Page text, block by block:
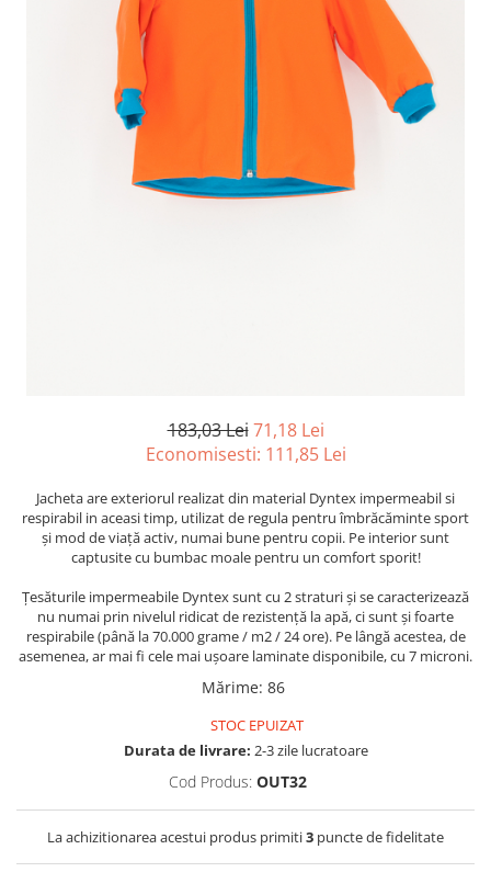
183,03 Lei 71,18 Lei
Economisesti: 111,85 Lei
Jachetaare exteriorul realizat din material Dyntex impermeabil si
respirabil in aceasi timp, utilizat de regula pentru îmbrăcăminte sport
și mod de viață activ, numai bune pentru copii. Pe interior sunt
captusite cu bumbac moale pentru un comfort sporit!
Țesăturile impermeabile Dyntex sunt cu 2 straturi și se caracterizează
nu numai prin nivelul ridicat de rezistență la apă, ci sunt și foarte
respirabile (până la 70.000 grame / m2 / 24 ore). Pe lângă acestea, de
asemenea, ar mai fi cele mai ușoare laminate disponibile, cu 7 microni.
Mărime: 86
STOC EPUIZAT
Durata de livrare: 2-3 zile lucratoare
Cod Produs: OUT32
La achizitionarea acestui produs primiti3 puncte de fidelitate